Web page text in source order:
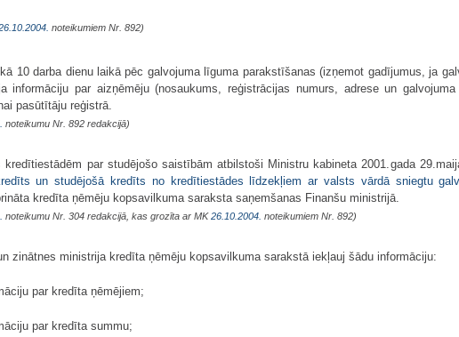
noteikumiem Nr. 892)
10 darba dienu laikā pēc galvojuma līguma parakstīšanas (izņemot gadījumus, ja
informāciju par aizņēmēju (nosaukums, reģistrācijas numurs, adrese un
pasūtītāju reģistrā.
noteikumu Nr. 892 redakcijā)
kredītiestādēm par studējošo saistībām atbilstoši Ministru kabineta 2001.gada
un studējošā kredīts no kredītiestādes līdzekļiem ar valsts vārdā sniegtu
kredīta ņēmēju kopsavilkuma saraksta saņemšanas Finanšu ministrijā.
noteikumu Nr. 304 redakcijā, kas grozīta ar MK26.10.2004. noteikumiem Nr. 892)
zinātnes ministrija kredīta ņēmēju kopsavilkuma sarakstā iekļauj šādu informāciju:
par kredīta ņēmējiem;
par kredīta summu;